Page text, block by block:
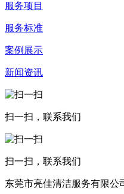
服务项目
服务标准
案例展示
新闻资讯
扫一扫，联系我们
扫一扫，联系我们
东莞市亮佳清洁服务有限